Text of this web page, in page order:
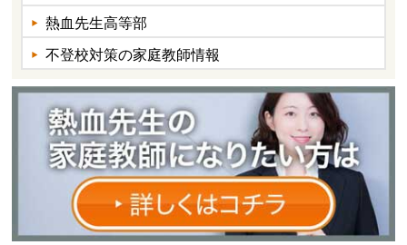
熱血先生高等部
不登校対策の家庭教師情報